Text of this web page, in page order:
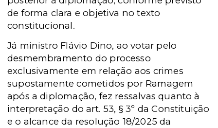
de forma clara e objetiva no texto
constitucional.
Já ministro Flávio Dino, ao votar pelo
desmembramento do processo
exclusivamente em relação aos crimes
supostamente cometidos por Ramagem
após a diplomação, fez ressalvas quanto à
interpretação do art. 53, § 3º da Constituição
e o alcance da resolução 18/2025 da